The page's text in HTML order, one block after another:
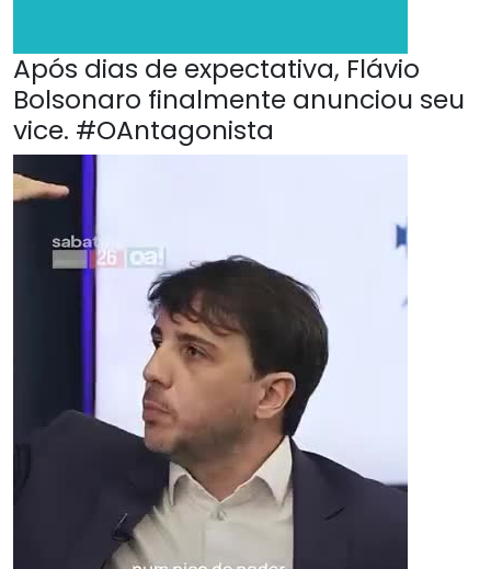
Após dias de expectativa, Flávio
Bolsonaro finalmente anunciou seu
vice. #OAntagonista